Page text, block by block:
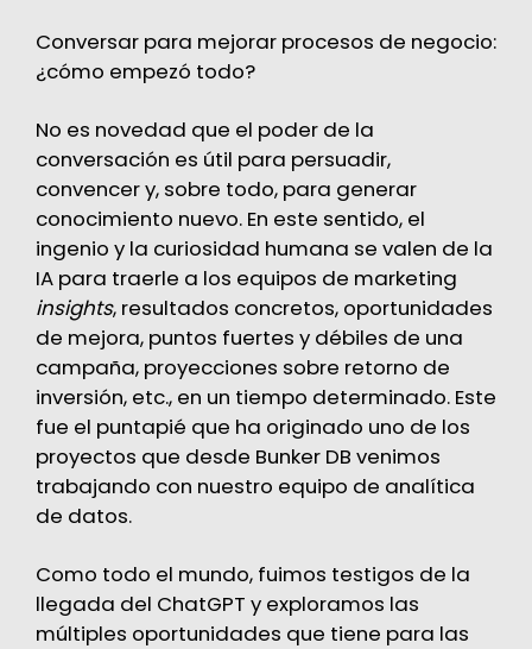
Conversar para mejorar procesos de negocio:
¿cómo empezó todo?
No es novedad que el poder de la
conversación es útil para persuadir,
convencer y, sobre todo, para generar
conocimiento nuevo. En este sentido, el
ingenio y la curiosidad humana se valen de la
IA para traerle a los equipos de marketing
insights, resultados concretos, oportunidades
de mejora, puntos fuertes y débiles de una
campaña, proyecciones sobre retorno de
inversión, etc., en un tiempo determinado. Este
fue el puntapié que ha originado uno de los
proyectos que desde Bunker DB venimos
trabajando con nuestro equipo de analítica
de datos.
Como todo el mundo, fuimos testigos de la
llegada del ChatGPT y exploramos las
múltiples oportunidades que tiene para las